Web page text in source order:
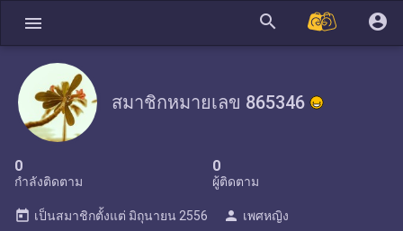
menu search account_circle
สมาชิกหมายเลข 865346
0
กำลังติดตาม
0
ผู้ติดตาม
today เป็นสมาชิกตั้งแต่ มิถุนายน 2556 person เพศหญิง